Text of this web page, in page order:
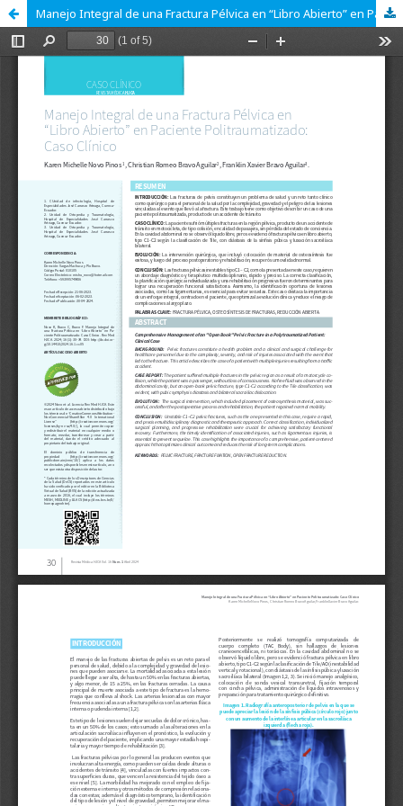
Manejo Integral de una Fractura Pélvica en “Libro Abierto” en Paciente Politraumatizado: Caso Clínico